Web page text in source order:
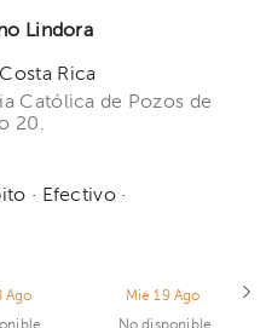
Lindora
Rica
Católica de Pozos de
20.
· Efectivo ·
Ago
Mié 19 Ago